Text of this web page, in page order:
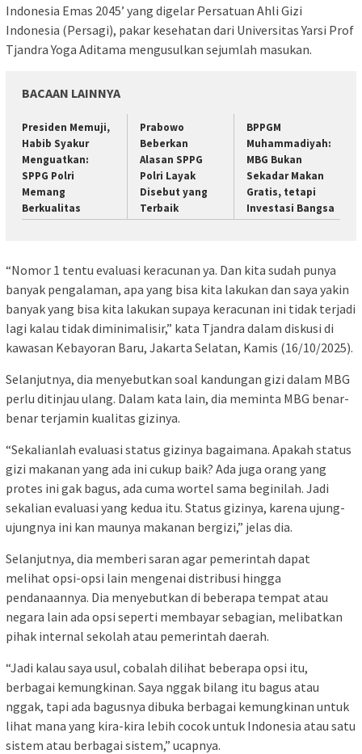
Indonesia Emas 2045’ yang digelar Persatuan Ahli Gizi
Indonesia (Persagi), pakar kesehatan dari Universitas Yarsi Prof
Tjandra Yoga Aditama mengusulkan sejumlah masukan.
BACAAN LAINNYA
Presiden Memuji,
Habib Syakur
Menguatkan:
SPPG Polri
Memang
Berkualitas
Prabowo
Beberkan
Alasan SPPG
Polri Layak
Disebut yang
Terbaik
BPPGM
Muhammadiyah:
MBG Bukan
Sekadar Makan
Gratis, tetapi
Investasi Bangsa
“Nomor 1 tentu evaluasi keracunan ya. Dan kita sudah punya
banyak pengalaman, apa yang bisa kita lakukan dan saya yakin
banyak yang bisa kita lakukan supaya keracunan ini tidak terjadi
lagi kalau tidak diminimalisir,” kata Tjandra dalam diskusi di
kawasan Kebayoran Baru, Jakarta Selatan, Kamis (16/10/2025).
Selanjutnya, dia menyebutkan soal kandungan gizi dalam MBG
perlu ditinjau ulang. Dalam kata lain, dia meminta MBG benar-
benar terjamin kualitas gizinya.
“Sekalianlah evaluasi status gizinya bagaimana. Apakah status
gizi makanan yang ada ini cukup baik? Ada juga orang yang
protes ini gak bagus, ada cuma wortel sama beginilah. Jadi
sekalian evaluasi yang kedua itu. Status gizinya, karena ujung-
ujungnya ini kan maunya makanan bergizi,” jelas dia.
Selanjutnya, dia memberi saran agar pemerintah dapat
melihat opsi-opsi lain mengenai distribusi hingga
pendanaannya. Dia menyebutkan di beberapa tempat atau
negara lain ada opsi seperti membayar sebagian, melibatkan
pihak internal sekolah atau pemerintah daerah.
“Jadi kalau saya usul, cobalah dilihat beberapa opsi itu,
berbagai kemungkinan. Saya nggak bilang itu bagus atau
nggak, tapi ada bagusnya dibuka berbagai kemungkinan untuk
lihat mana yang kira-kira lebih cocok untuk Indonesia atau satu
sistem atau berbagai sistem,” ucapnya.